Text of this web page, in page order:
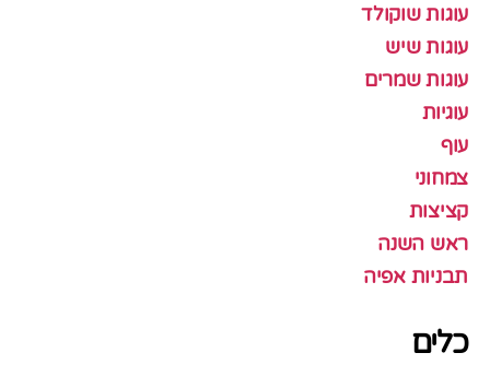
עוגות שוקולד
עוגות שיש
עוגות שמרים
עוגיות
עוף
צמחוני
קציצות
ראש השנה
תבניות אפיה
כלים